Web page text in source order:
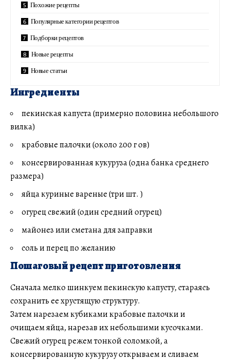
Похожие рецепты
Популярные категории рецептов
Подборки рецептов
Новые рецепты
Новые статьи
Ингредиенты
пекинская капуста (примерно половина небольшого
вилка)
крабовые палочки (около 200 г ов)
консервированная кукуруза (одна банка среднего
размера)
яйца куриные вареные (три шт. )
огурец свежий (один средний огурец)
майонез или сметана для заправки
соль и перец по желанию
Пошаговый рецепт приготовления
Сначала мелко шинкуем пекинскую капусту, стараясь
сохранить ее хрустящую структуру.
Затем нарезаем кубиками крабовые палочки и
очищаем яйца, нарезав их небольшими кусочками.
Свежий огурец режем тонкой соломкой, а
консервированную кукурузу открываем и сливаем